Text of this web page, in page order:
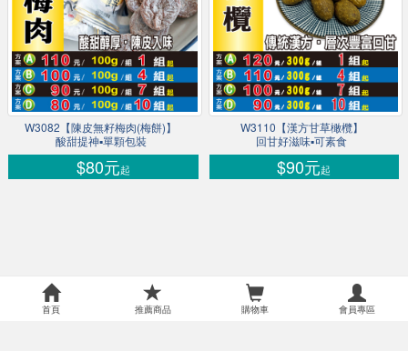
W3082【陳皮無籽梅肉(梅餅)】
酸甜提神▪單顆包裝
$80元起
W3110【漢方甘草橄欖】
回甘好滋味▪可素食
$90元起
首頁 推薦商品 購物車 會員專區